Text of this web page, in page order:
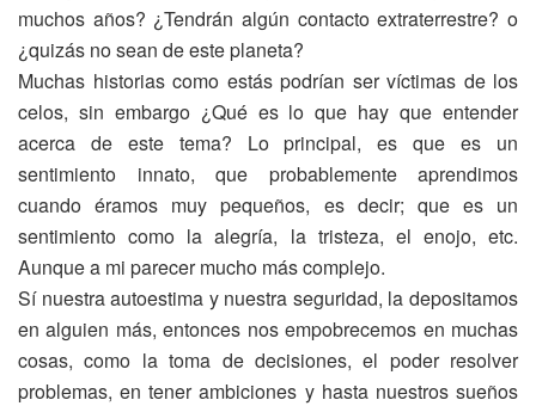
muchos años? ¿Tendrán algún contacto extraterrestre? o
¿quizás no sean de este planeta?
Muchas historias como estás podrían ser víctimas de los
celos, sin embargo ¿Qué es lo que hay que entender
acerca de este tema? Lo principal, es que es un
sentimiento innato, que probablemente aprendimos
cuando éramos muy pequeños, es decir; que es un
sentimiento como la alegría, la tristeza, el enojo, etc.
Aunque a mi parecer mucho más complejo.
Sí nuestra autoestima y nuestra seguridad, la depositamos
en alguien más, entonces nos empobrecemos en muchas
cosas, como la toma de decisiones, el poder resolver
problemas, en tener ambiciones y hasta nuestros sueños